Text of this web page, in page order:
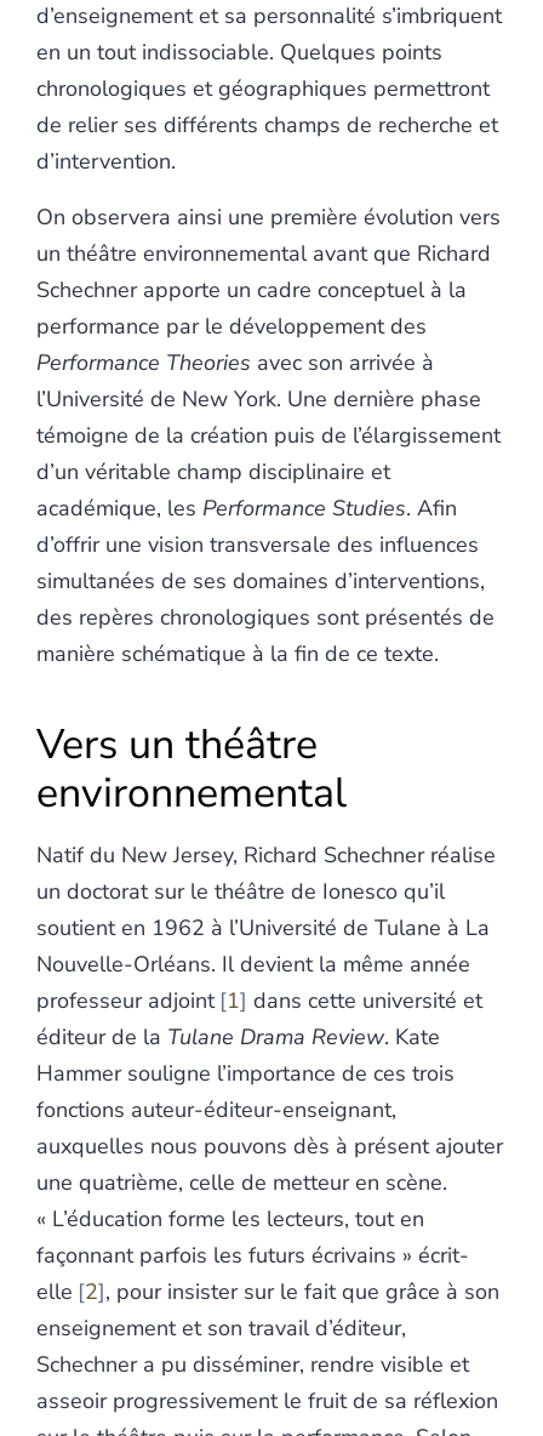
d’enseignement et sa personnalité s’imbriquent
en un tout indissociable. Quelques points
chronologiques et géographiques permettront
de relier ses différents champs de recherche et
d’intervention.
On observera ainsi une première évolution vers
un théâtre environnemental avant que Richard
Schechner apporte un cadre conceptuel à la
performance par le développement des
Performance Theories avec son arrivée à
l’Université de New York. Une dernière phase
témoigne de la création puis de l’élargissement
d’un véritable champ disciplinaire et
académique, les Performance Studies. Afin
d’offrir une vision transversale des influences
simultanées de ses domaines d’interventions,
des repères chronologiques sont présentés de
manière schématique à la fin de ce texte.
Vers un théâtre
environnemental
Natif du New Jersey, Richard Schechner réalise
un doctorat sur le théâtre de Ionesco qu’il
soutient en 1962 à l’Université de Tulane à La
Nouvelle-Orléans. Il devient la même année
professeur adjoint 1 dans cette université et
éditeur de la Tulane Drama Review. Kate
Hammer souligne l’importance de ces trois
fonctions auteur-éditeur-enseignant,
auxquelles nous pouvons dès à présent ajouter
une quatrième, celle de metteur en scène.
« L’éducation forme les lecteurs, tout en
façonnant parfois les futurs écrivains » écrit-
elle 2 , pour insister sur le fait que grâce à son
enseignement et son travail d’éditeur,
Schechner a pu disséminer, rendre visible et
asseoir progressivement le fruit de sa réflexion